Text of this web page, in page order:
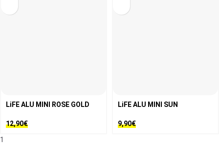
LiFE ALU MINI ROSE GOLD
12,90€
LiFE ALU MINI SUN
9,90€
1